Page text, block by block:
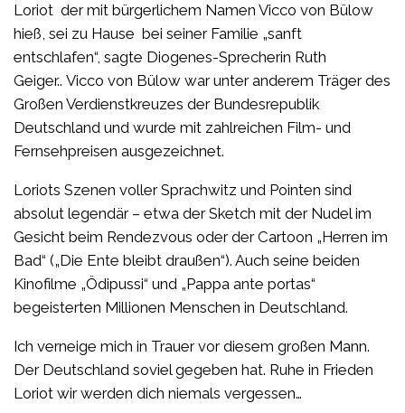
Loriot der mit bürgerlichem Namen Vicco von Bülow
hieß, sei zu Hause bei seiner Familie „sanft
entschlafen“, sagte Diogenes-Sprecherin Ruth
Geiger.. Vicco von Bülow war unter anderem Träger des
Großen Verdienstkreuzes der Bundesrepublik
Deutschland und wurde mit zahlreichen Film- und
Fernsehpreisen ausgezeichnet.
Loriots Szenen voller Sprachwitz und Pointen sind
absolut legendär – etwa der Sketch mit der Nudel im
Gesicht beim Rendezvous oder der Cartoon „Herren im
Bad“ („Die Ente bleibt draußen“). Auch seine beiden
Kinofilme „Ödipussi“ und „Pappa ante portas“
begeisterten Millionen Menschen in Deutschland.
Ich verneige mich in Trauer vor diesem großen Mann.
Der Deutschland soviel gegeben hat. Ruhe in Frieden
Loriot wir werden dich niemals vergessen…